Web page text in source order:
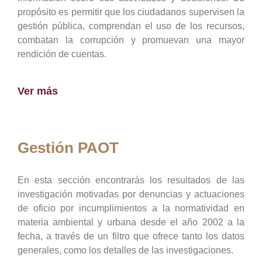
propósito es permitir que los ciudadanos supervisen la
gestión pública, comprendan el uso de los recursos,
combatan la corrupción y promuevan una mayor
rendición de cuentas.
Ver más
Gestión PAOT
En esta sección encontrarás los resultados de las
investigación motivadas por denuncias y actuaciones
de oficio por incumplimientos a la normatividad en
materia ambiental y urbana desde el año 2002 a la
fecha, a través de un filtro que ofrece tanto los datos
generales, como los detalles de las investigaciones.